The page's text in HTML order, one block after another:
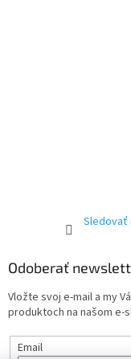
Sledovať
Odoberať
Vložte svoj e-mail a my
produktoch na našom e-
Email